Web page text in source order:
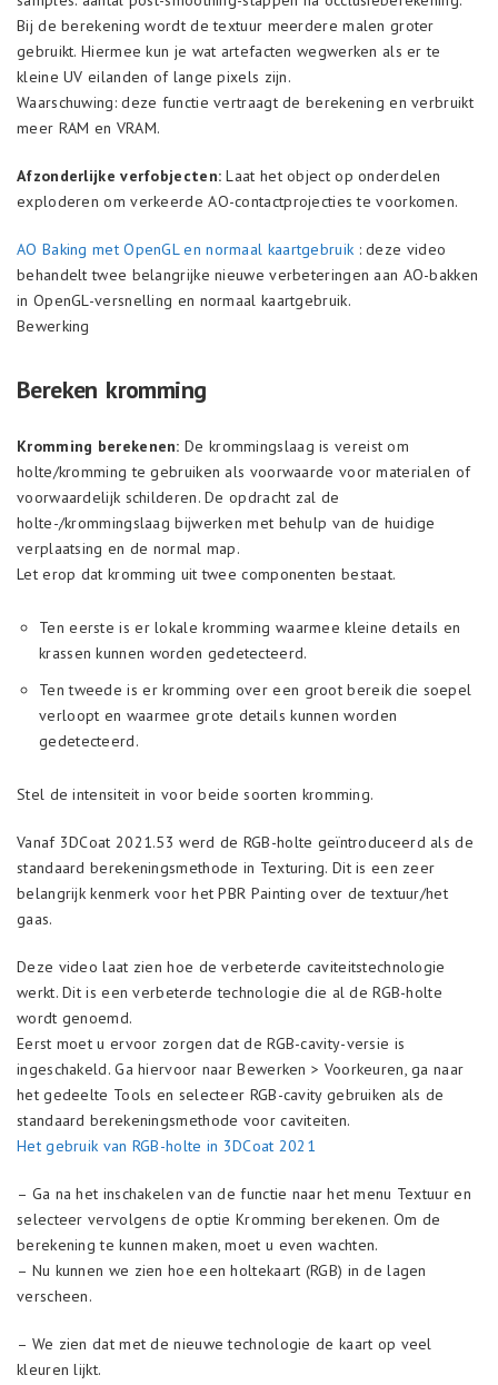
Bij de berekening wordt de textuur meerdere malen groter
gebruikt. Hiermee kun je wat artefacten wegwerken als er te
kleine UV eilanden of lange pixels zijn.
Waarschuwing: deze functie vertraagt de berekening en verbruikt
meer RAM en VRAM.
Afzonderlijke verfobjecten: Laat het object op onderdelen
exploderen om verkeerde AO-contactprojecties te voorkomen.
AO Baking met OpenGL en normaal kaartgebruik : deze video
behandelt twee belangrijke nieuwe verbeteringen aan AO-bakken
in OpenGL-versnelling en normaal kaartgebruik.
Bewerking
Bereken kromming
Kromming berekenen: De krommingslaag is vereist om
holte/kromming te gebruiken als voorwaarde voor materialen of
voorwaardelijk schilderen. De opdracht zal de
holte-/krommingslaag bijwerken met behulp van de huidige
verplaatsing en de normal map.
Let erop dat kromming uit twee componenten bestaat.
Ten eerste is er lokale kromming waarmee kleine details en
krassen kunnen worden gedetecteerd.
Ten tweede is er kromming over een groot bereik die soepel
verloopt en waarmee grote details kunnen worden
gedetecteerd.
Stel de intensiteit in voor beide soorten kromming.
Vanaf 3DCoat 2021.53 werd de RGB-holte geïntroduceerd als de
standaard berekeningsmethode in Texturing. Dit is een zeer
belangrijk kenmerk voor het PBR Painting over de textuur/het
gaas.
Deze video laat zien hoe de verbeterde caviteitstechnologie
werkt. Dit is een verbeterde technologie die al de RGB-holte
wordt genoemd.
Eerst moet u ervoor zorgen dat de RGB-cavity-versie is
ingeschakeld. Ga hiervoor naar Bewerken > Voorkeuren, ga naar
het gedeelte Tools en selecteer RGB-cavity gebruiken als de
standaard berekeningsmethode voor caviteiten.
Het gebruik van RGB-holte in 3DCoat 2021
– Ga na het inschakelen van de functie naar het menu Textuur en
selecteer vervolgens de optie Kromming berekenen. Om de
berekening te kunnen maken, moet u even wachten.
– Nu kunnen we zien hoe een holtekaart (RGB) in de lagen
verscheen.
– We zien dat met de nieuwe technologie de kaart op veel
kleuren lijkt.